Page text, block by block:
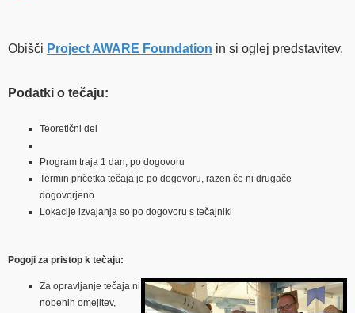
Obišči Project AWARE Foundation in si oglej predstavitev.
Podatki o tečaju:
Teoretični del
Program traja 1 dan; po dogovoru
Termin pričetka tečaja je po dogovoru, razen če ni drugače
dogovorjeno
Lokacije izvajanja so po dogovoru s tečajniki
Pogoji za pristop k tečaju:
Za opravljanje tečaja ni
nobenih omejitev,